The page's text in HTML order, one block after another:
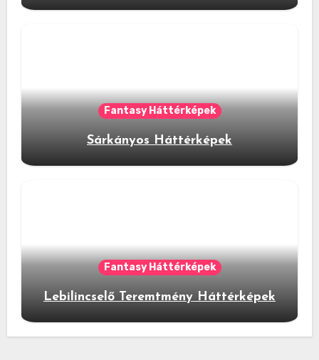
Fantasy Háttérképek
Sárkányos Háttérképek
Fantasy Háttérképek
Lebilincselő Teremtmény Háttérképek